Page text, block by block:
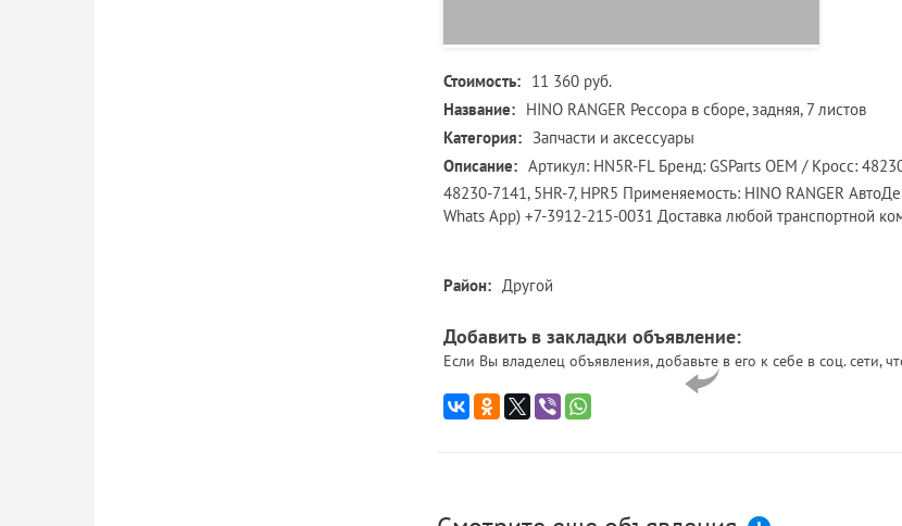
Стоимость: 11 360 руб.
Название: HINO RANGER Рессора в сборе, задняя, 7 листов
Категория: Запчасти и аксессуары
Описание: Артикул: HN5R-FL Бренд: GSParts OEM / Кросс:
48230-7141, 5HR-7, HPR5 Применяемость: HINO RANGER
Whats App) +7-3912-215-0031 Доставка любой транспортной
Район: Другой
Добавить в закладки объявление:
Если Вы владелец объявления, добавьте в его к себе в соц.